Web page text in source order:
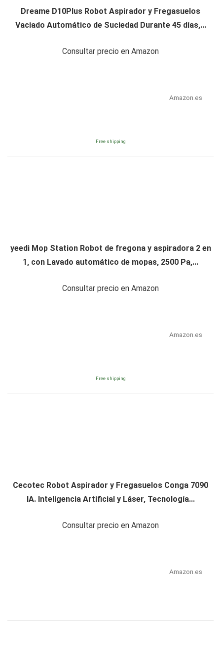
Dreame D10Plus Robot Aspirador y Fregasuelos
Vaciado Automático de Suciedad Durante 45 días,...
Consultar precio en Amazon
Amazon.es
Free shipping
yeedi Mop Station Robot de fregona y aspiradora 2 en
1, con Lavado automático de mopas, 2500 Pa,...
Consultar precio en Amazon
Amazon.es
Free shipping
Cecotec Robot Aspirador y Fregasuelos Conga 7090
IA. Inteligencia Artificial y Láser, Tecnología...
Consultar precio en Amazon
Amazon.es